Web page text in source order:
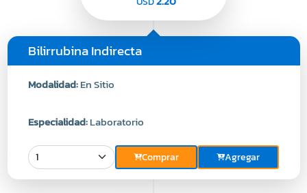
Bilirrubina Indirecta
Modalidad:En Sitio
Especialidad:Laboratorio
Comprar Agregar